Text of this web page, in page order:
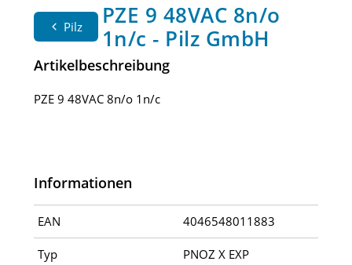
Pilz
PZE 9 48VAC 8n/o
1n/c - Pilz GmbH
Artikelbeschreibung
PZE 9 48VAC 8n/o 1n/c
Informationen
EAN 4046548011883
Typ PNOZ X EXP